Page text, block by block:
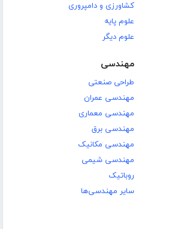
کشاورزی و دامپروری
علوم پایه
علوم دیگر
مهندسی
طراحی صنعتی
مهندسی عمران
مهندسی معماری
مهندسی برق
مهندسی مکانیک
مهندسی شیمی
روباتیک
سایر مهندسی‌ها